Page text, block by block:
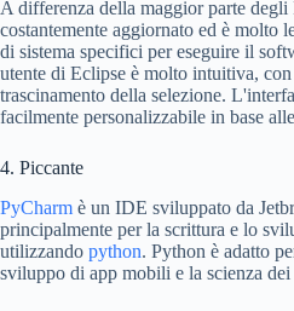
A differenza della maggior parte
costantemente aggiornato ed è molto
di sistema specifici per eseguire il
utente di Eclipse è molto intuitiva,
trascinamento della selezione.
facilmente personalizzabile in base
4. Piccante
PyCharm è un IDE sviluppato da
principalmente per la scrittura e lo
utilizzando python. Python è adatto
sviluppo di app mobili e la scienza dei